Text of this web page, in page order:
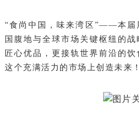
“食尚中国，味来湾区”——本届
国腹地与全球市场关键枢纽的
匠心优品，更接轨世界前沿的
这个充满活力的市场上创造未来！